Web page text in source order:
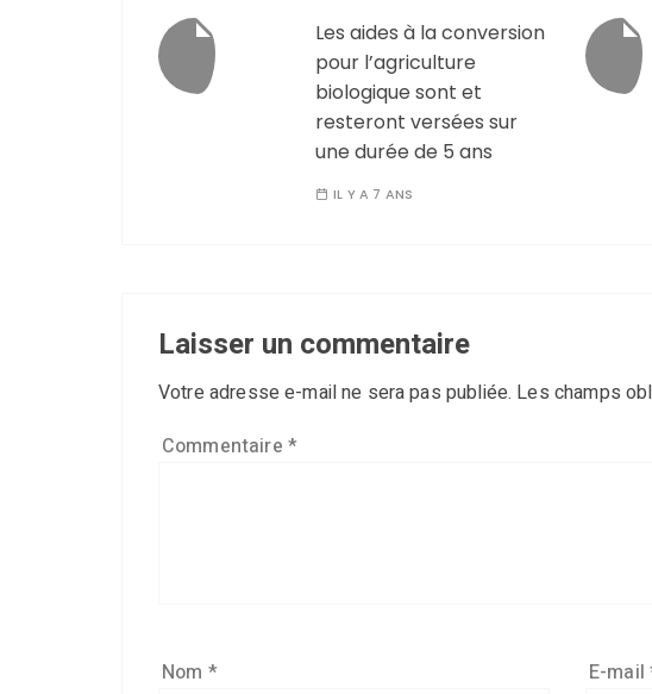
Les aides à la conversion
pour l’agriculture
biologique sont et
resteront versées sur
une durée de 5 ans
IL Y A 7 ANS
Laisser un commentaire
Votre adresse e-mail ne sera pas publiée. Les champs
Commentaire *
Nom * E-mail